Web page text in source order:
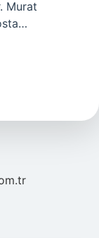
Murat